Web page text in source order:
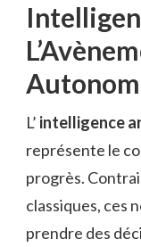
L’ intelligence
représente le
progrès.
classiques, ces
prendre des